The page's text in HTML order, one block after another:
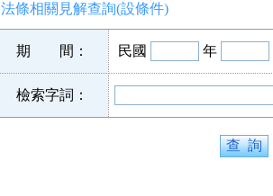
法條相關見解查詢(設條件)
期 間： 民國 年
檢索字詞：